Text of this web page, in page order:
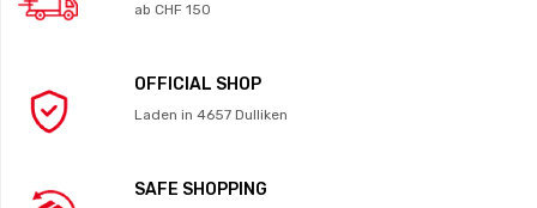
ab CHF 150
OFFICIAL SHOP
Laden in 4657 Dulliken
SAFE SHOPPING